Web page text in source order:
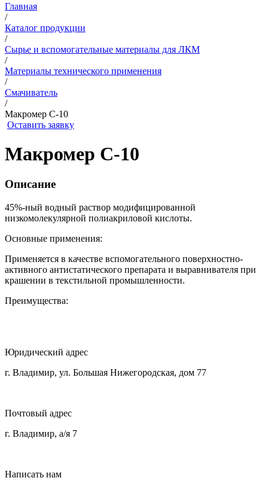
Главная
/
Каталог продукции
/
Сырье и вспомогательные материалы для ЛКМ
/
Материалы технического применения
/
Смачиватель
/
Макромер С-10
Оставить заявку
Макромер С-10
Описание
45%-ный водный раствор модифицированной
низкомолекулярной полиакриловой кислоты.
Основные применения:
Применяется в качестве вспомогательного поверхностно-
активного антистатического препарата и выравнивателя при
крашении в текстильной промышленности.
Преимущества:
Юридический адрес
г. Владимир, ул. Большая Нижегородская, дом 77
Почтовый адрес
г. Владимир, а/я 7
Написать нам